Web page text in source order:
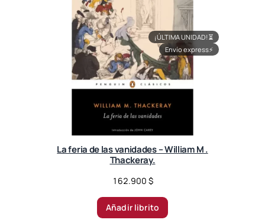
¡ÚLTIMA UNIDAD!⏳
Envío express⚡
La feria de las vanidades – William M .
Thackeray.
162.900 $
Añadir librito